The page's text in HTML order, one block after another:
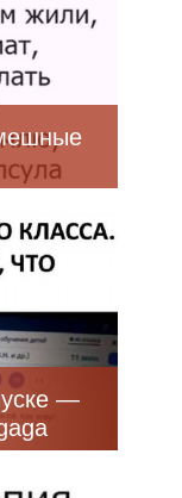
—